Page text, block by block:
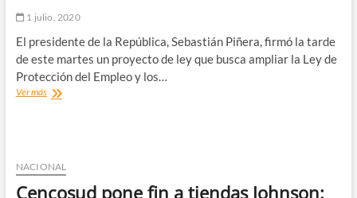
1 julio, 2020
El presidente de la República, Sebastián Piñera, firmó la tarde
de este martes un proyecto de ley que busca ampliar la Ley de
Protección del Empleo y los…
Ver másEl
para
ampliar
Ley
NACIONAL
Cencosud pone fin a tiendas Johnson: